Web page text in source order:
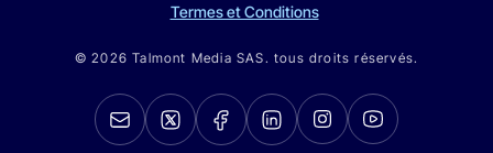
Termes et Conditions
© 2026 Talmont Media SAS. tous droits réservés.